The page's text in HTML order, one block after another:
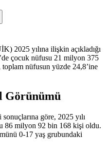
2025 yılına ilişkin açıkladığı
çocuk nüfusu 21 milyon 375
nüfusun yüzde 24,8’ine
Görünümü
göre, 2025 yılı
86 milyon 92 bin 168 kişi oldu.
0-17 yaş grubundaki